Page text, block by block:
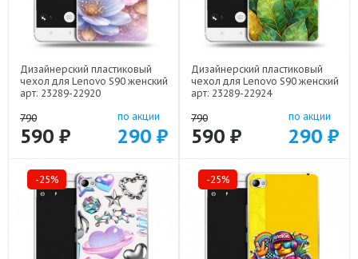
Дизайнерский пластиковый
чехол для Lenovo S90 женский
арт: 23289-22920
790
590 ₽
по акции
290 ₽
Дизайнерский пластиковый
чехол для Lenovo S90 женский
арт: 23289-22924
790
590 ₽
по акции
290 ₽
-25% -25%